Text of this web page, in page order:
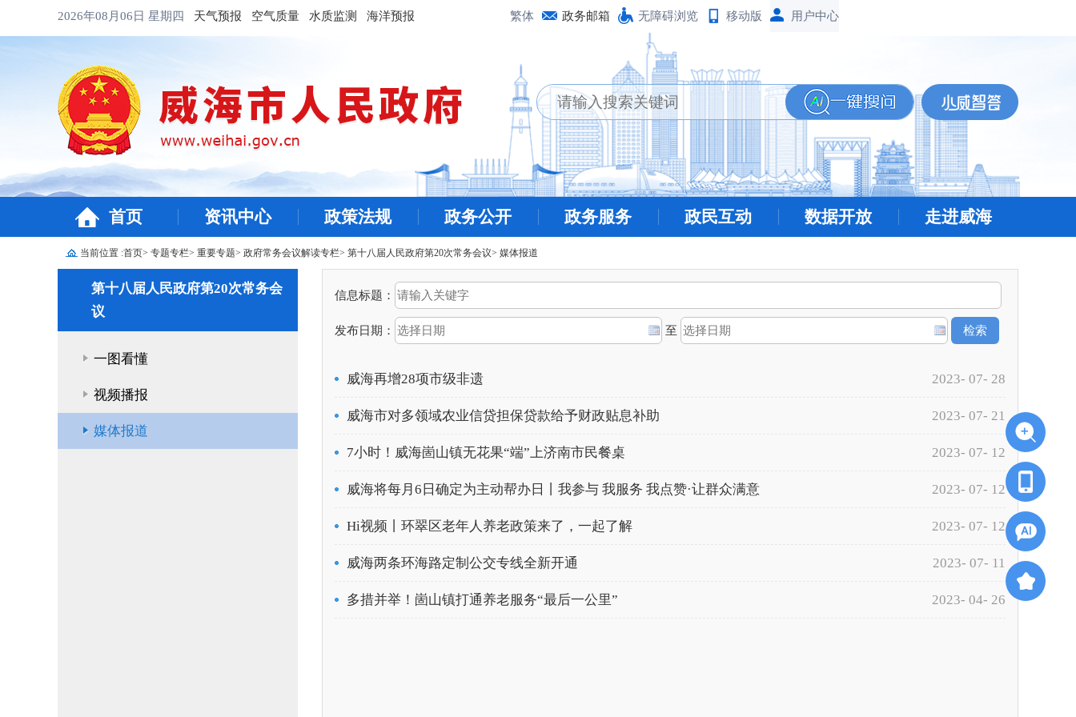
2026年08月06日 星期四 天气预报 空气质量 水质监测 海洋预报 繁体 政务邮箱 无障碍浏览 移动版
首页 资讯中心 政策法规 政务公开 政务服务 政民互动 数据开放 走进威海
当前位置 :首页> 专题专栏> 重要专题> 政府常务会议解读专栏> 第十八届人民政府第20次常务会议> 媒体报道
第十八届人民政府第20次常务会
议
一图看懂
视频播报
媒体报道
信息标题：
发布日期： 至
威海再增28项市级非遗 2023- 07- 28
威海市对多领域农业信贷担保贷款给予财政贴息补助 2023- 07- 21
7小时！威海崮山镇无花果“端”上济南市民餐桌 2023- 07- 12
威海将每月6日确定为主动帮办日丨我参与 我服务 我点赞·让群众满意 2023- 07- 12
Hi视频丨环翠区老年人养老政策来了，一起了解 2023- 07- 12
威海两条环海路定制公交专线全新开通 2023- 07- 11
多措并举！崮山镇打通养老服务“最后一公里” 2023- 04- 26